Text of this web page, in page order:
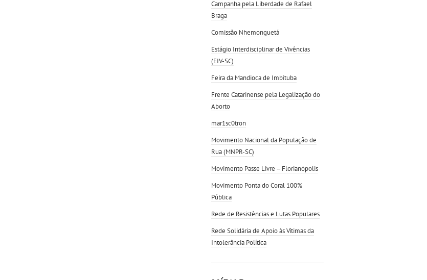
Campanha pela Liberdade de Rafael
Braga
Comissão Nhemonguetá
Estágio Interdisciplinar de Vivências
(EIV-SC)
Feira da Mandioca de Imbituba
Frente Catarinense pela Legalização do
Aborto
mar1sc0tron
Movimento Nacional da População de
Rua (MNPR-SC)
Movimento Passe Livre – Florianópolis
Movimento Ponta do Coral 100%
Pública
Rede de Resistências e Lutas Populares
Rede Solidária de Apoio às Vítimas da
Intolerância Política